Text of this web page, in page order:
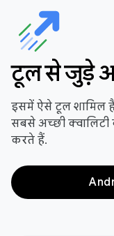
टूल से जुड़े
इसमें ऐसे टूल शामिल हैं
सबसे अच्छी क्वालिटी
करते हैं.